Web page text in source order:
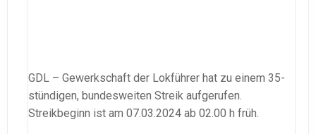
GDL – Gewerkschaft der Lokführer hat zu einem 35-
stündigen, bundesweiten Streik aufgerufen.
Streikbeginn ist am 07.03.2024 ab 02.00 h früh.